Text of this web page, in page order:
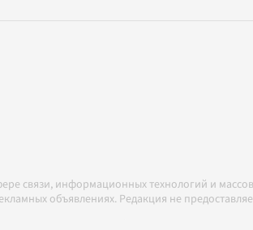
связи, информационных технологий и
объявлениях. Редакция не